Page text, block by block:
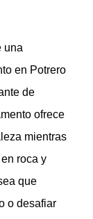
una
en Potrero
de
ofrece
mientras
roca y
que
o desafiar